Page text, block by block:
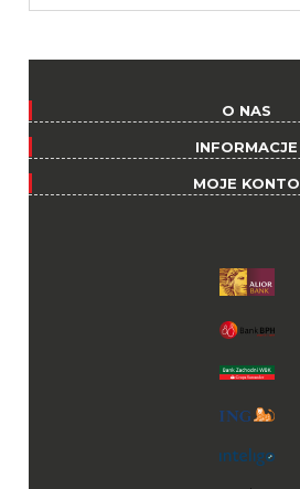
O NAS
INFORMACJE
MOJE KONTO